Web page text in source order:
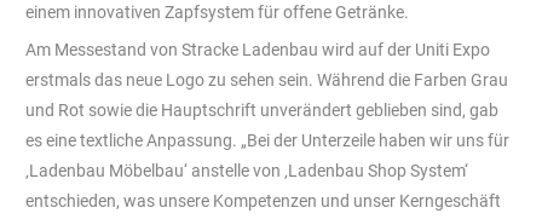
einem innovativen Zapfsystem für offene Getränke.
Am Messestand von Stracke Ladenbau wird auf der Uniti Expo
erstmals das neue Logo zu sehen sein. Während die Farben Grau
und Rot sowie die Hauptschrift unverändert geblieben sind, gab
es eine textliche Anpassung. „Bei der Unterzeile haben wir uns für
‚Ladenbau Möbelbau‘ anstelle von ‚Ladenbau Shop System‘
entschieden, was unsere Kompetenzen und unser Kerngeschäft